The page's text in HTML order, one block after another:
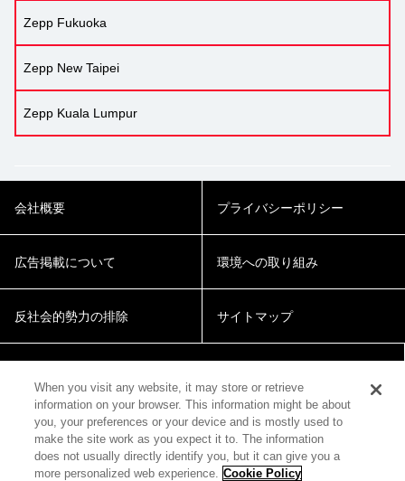
Zepp Fukuoka
Zepp New Taipei
Zepp Kuala Lumpur
会社概要 プライバシーポリシー
広告掲載について 環境への取り組み
反社会的勢力の排除 サイトマップ
© 2018 Zepp Hall Network Inc.
When you visit any website, it may store or retrieve
information on your browser. This information might be about
you, your preferences or your device and is mostly used to
make the site work as you expect it to. The information
does not usually directly identify you, but it can give you a
more personalized web experience. Cookie Policy